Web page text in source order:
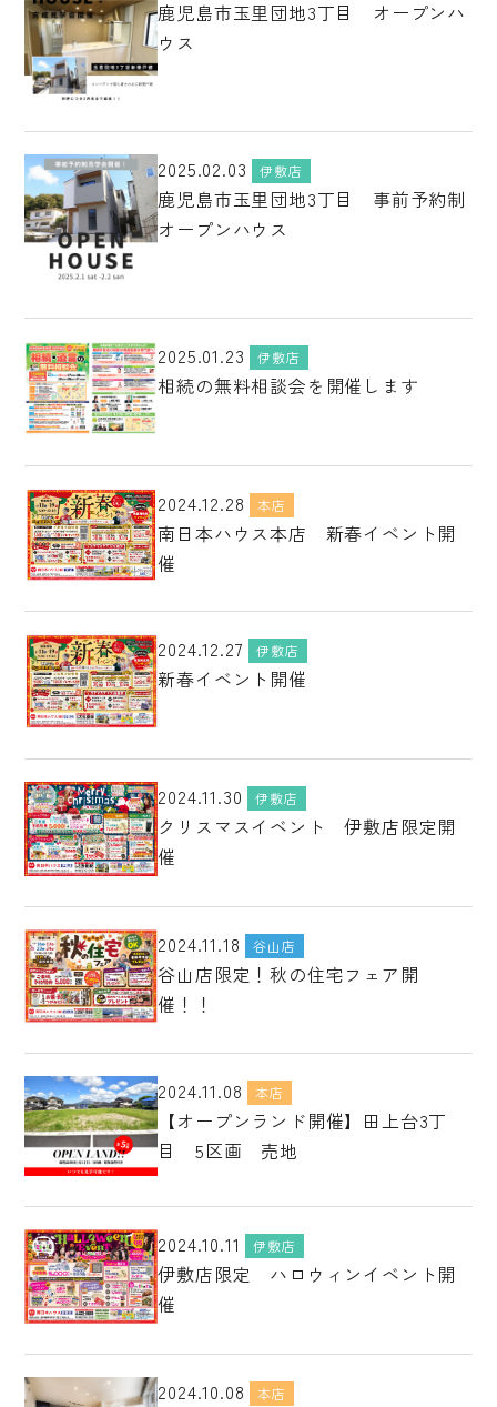
鹿児島市玉里団地3丁目 オープンハ
ウス
2025.02.03 伊敷店
鹿児島市玉里団地3丁目 事前予約制
オープンハウス
2025.01.23 伊敷店
相続の無料相談会を開催します
2024.12.28 本店
南日本ハウス本店 新春イベント開
催
2024.12.27 伊敷店
新春イベント開催
2024.11.30 伊敷店
クリスマスイベント 伊敷店限定開
催
2024.11.18 谷山店
谷山店限定！秋の住宅フェア開
催！！
2024.11.08 本店
【オープンランド開催】田上台3丁
目 5区画 売地
2024.10.11 伊敷店
伊敷店限定 ハロウィンイベント開
催
2024.10.08 本店